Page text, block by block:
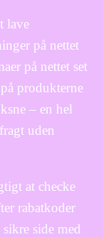
lave
på nettet
på nettet set
produkterne
– en hel
uden
at checke
rabatkoder
side med